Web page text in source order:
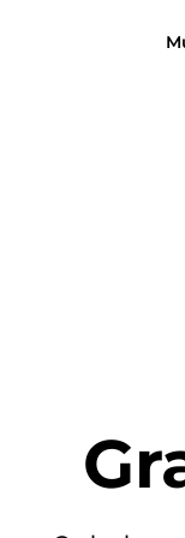
de lista de
reproducción